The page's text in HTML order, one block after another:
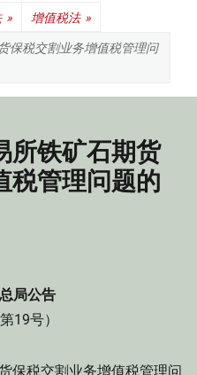
» 增值税法 »
保税交割业务增值税管理问
所铁矿石期货
税管理问题的
局公告
19号）
保税交割业务增值税管理问